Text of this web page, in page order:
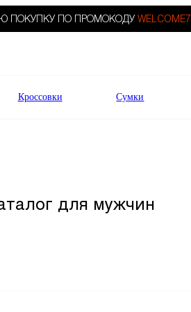
ПОКУПКУ ПО ПРОМОКОДУ WELCOME7.
Кроссовки Сумки
для мужчин